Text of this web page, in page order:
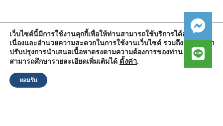
สำนักงานองค์การบริหารส่วนตำบลวัดตูม
หมู่ที่ 5 ตำบลวัดตูม อำเภอพระนครศรีอยุธยา จังหวัดพระนครศรีอยุธยา
13000
เว็บไซต์นี้มีการใช้งานคุกกี้เพื่อให้ท่านสามารถใช้บริการได้อย่างต่อ
เนื่องและอำนวยความสะดวกในการใช้งานเว็บไซต์ รวมถึงช่วยให้เรา
ปรับปรุงการนำเสนอเนื้อหาตรงตามความต้องการของท่าน โดย
สามารถศึกษารายละเอียดเพิ่มเติมได้ ตั้งค่า.
ยอมรับ